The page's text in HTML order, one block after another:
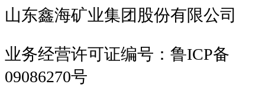
山东鑫海矿业集团股份有限公司
业务经营许可证编号：鲁ICP备
09086270号